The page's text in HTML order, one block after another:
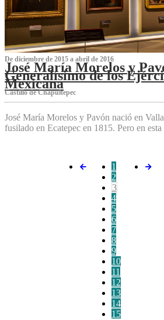
De diciembre de 2015 a abril de 2016
José María Morelos y
Generalísimo de los
Mexicana
C‌astillo de Chapultepec
José María Morelos y Pavón nació en
fusilado en Ecatepec en 1815. Pero en
1
2
3
4
5
6
7
8
9
10
11
12
13
14
15